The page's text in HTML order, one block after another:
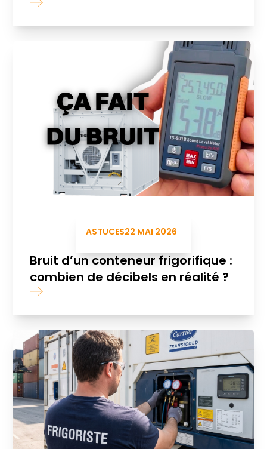
ASTUCES22 MAI 2026
Bruit d’un conteneur frigorifique :
combien de décibels en réalité ?